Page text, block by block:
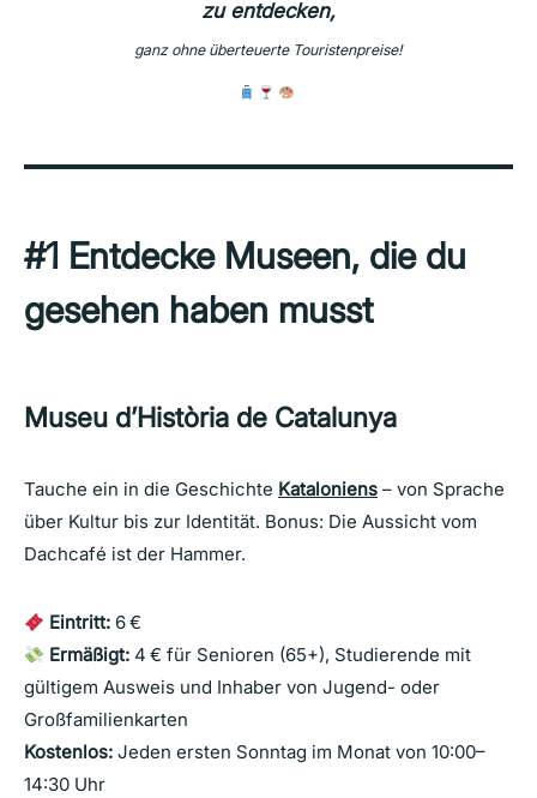
zu entdecken,
ganz ohne überteuerte Touristenpreise!
#1 Entdecke Museen, die du
gesehen haben musst
Museu d’Història de Catalunya
Tauche ein in die Geschichte Kataloniens – von Sprache
über Kultur bis zur Identität. Bonus: Die Aussicht vom
Dachcafé ist der Hammer.
Eintritt: 6 €
Ermäßigt: 4 € für Senioren (65+), Studierende mit
gültigem Ausweis und Inhaber von Jugend- oder
Großfamilienkarten
Kostenlos: Jeden ersten Sonntag im Monat von 10:00–
14:30 Uhr